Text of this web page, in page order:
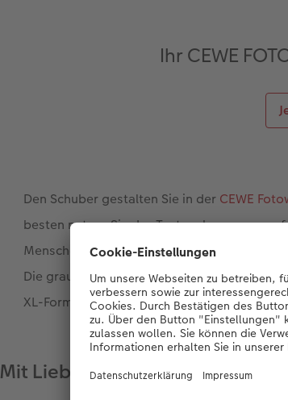
Ihr CEWE
Den Schuber gestalten Sie in der CEWE
besten nutzen Sie das Textwerkzeug, um
Menschen zu formulieren. Mit unseren
Die graue Geschenkbox aus Leinen
XL-Format passt perfekt in die edle
Mit Lieblingsfoto und